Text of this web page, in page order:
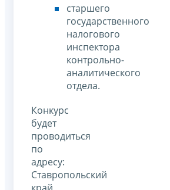
старшего
государственного
налогового
инспектора
контрольно-
аналитического
отдела.
Конкурс
будет
проводиться
по
адресу:
Ставропольский